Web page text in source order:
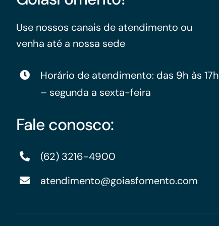
Use nossos canais de atendimento ou
venha até a nossa sede
Horário de atendimento: das 9h às 17h
– segunda a sexta-feira
Fale conosco:
(62) 3216-4900
atendimento@goiasfomento.com